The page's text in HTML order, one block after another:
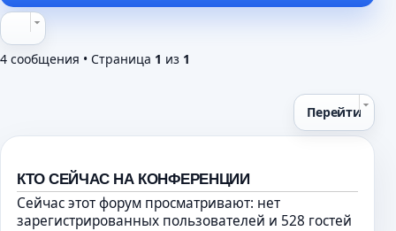
4 сообщения • Страница 1 из 1
Перейти
КТО СЕЙЧАС НА КОНФЕРЕНЦИИ
Сейчас этот форум просматривают: нет
зарегистрированных пользователей и 528 гостей